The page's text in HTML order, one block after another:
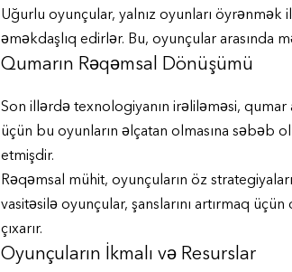
Uğurlu oyunçular, yalnız oyunları
əməkdaşlıq edirlər. Bu, oyunçular arasında
Qumarın Rəqəmsal Dönüşümü
Son illərdə texnologiyanın irəliləməsi, qumar
üçün bu oyunların əlçatan olmasına səbəb
etmişdir.
Rəqəmsal mühit, oyunçuların öz
vasitəsilə oyunçular, şanslarını artırmaq
çıxarır.
Oyunçuların İkmalı və Resurslar